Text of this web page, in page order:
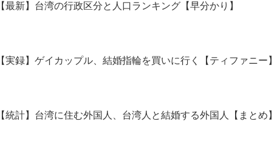
【最新】台湾の行政区分と人口ランキング【早分かり】
【実録】ゲイカップル、結婚指輪を買いに行く【ティファニー】
【統計】台湾に住む外国人、台湾人と結婚する外国人【まとめ】